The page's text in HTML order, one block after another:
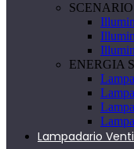
ENERGIA
Lampadario